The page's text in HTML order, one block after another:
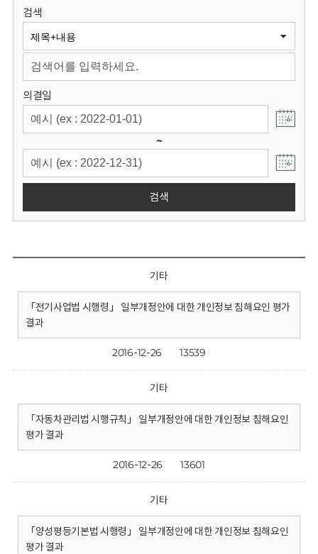
원
회
검색
의결일
~
검색
기타
「전기사업법 시행령」 일부개정안에 대한 개인정보 침해요인 평가
결과
2016-12-26 13539
기타
「자동차관리법 시행규칙」 일부개정안에 대한 개인정보 침해요인
평가 결과
2016-12-26 13601
기타
「양성평등기본법 시행령」 일부개정안에 대한 개인정보 침해요인
평가 결과